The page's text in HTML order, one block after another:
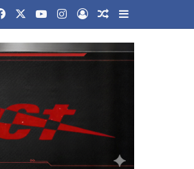
FacebookYouTubeInstagram
Log InRandom Article
Sidebar